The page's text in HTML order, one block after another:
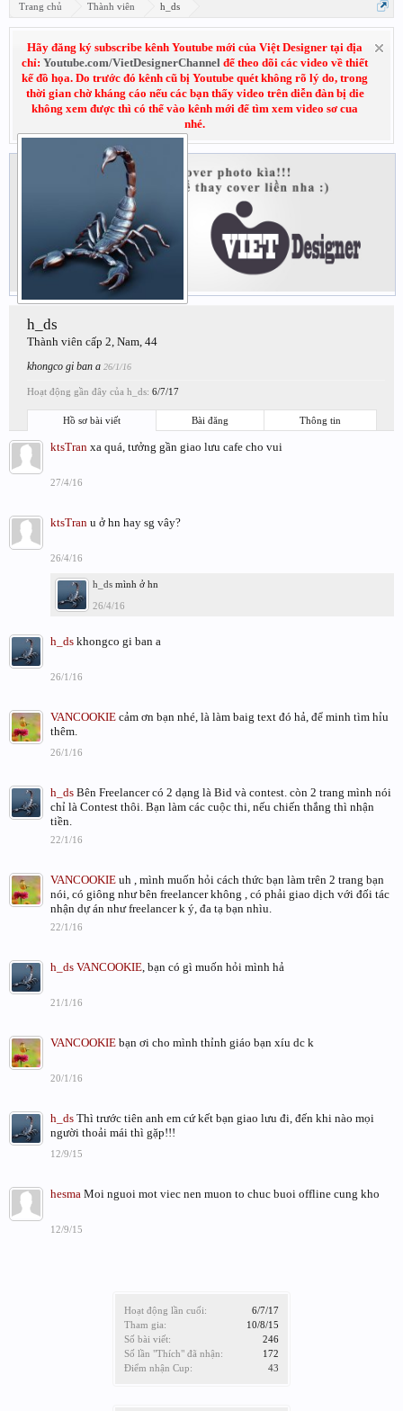
Trang chủ Thành viên h_ds
Hãy đăng ký subscribe kênh Youtube mới của Việt Designer tại địa
chỉ: Youtube.com/VietDesignerChannel để theo dõi các video về thiết
kế đồ họa. Do trước đó kênh cũ bị Youtube quét không rõ lý do, trong
thời gian chờ kháng cáo nếu các bạn thấy video trên diễn đàn bị die
không xem được thì có thể vào kênh mới để tìm xem video sơ cua
nhé.
Hoạt động lần cuối:
6/7/17
Tham gia:
10/8/15
Số bài viết:
246
Số lần "Thích" đã nhận:
172
Điểm nhận Cup:
43
h_ds
Thành viên cấp 2, Nam, 44
khongco gi ban a 26/1/16
Hoạt động gần đây của h_ds: 6/7/17
Hồ sơ bài viết Bài đăng Thông tin
ktsTran xa quá, tưởng gần giao lưu cafe cho vui
27/4/16
ktsTran u ở hn hay sg vây?
26/4/16
h_ds mình ở hn
26/4/16
h_ds khongco gi ban a
26/1/16
VANCOOKIE cảm ơn bạn nhé, là làm baig text đó hả, để minh tìm hỉu
thêm.
26/1/16
h_ds Bên Freelancer có 2 dạng là Bid và contest. còn 2 trang mình nói
chỉ là Contest thôi. Bạn làm các cuộc thi, nếu chiến thắng thì nhận
tiền.
22/1/16
VANCOOKIE uh , mình muốn hỏi cách thức bạn làm trên 2 trang bạn
nói, có giông như bên freelancer không , có phải giao dịch với đối tác
nhận dự án như freelancer k ý, đa tạ bạn nhìu.
22/1/16
h_ds VANCOOKIE, bạn có gì muốn hỏi mình hả
21/1/16
VANCOOKIE bạn ơi cho mình thỉnh giáo bạn xíu dc k
20/1/16
h_ds Thì trước tiên anh em cứ kết bạn giao lưu đi, đến khi nào mọi
người thoải mái thì gặp!!!
12/9/15
hesma Moi nguoi mot viec nen muon to chuc buoi offline cung kho
12/9/15